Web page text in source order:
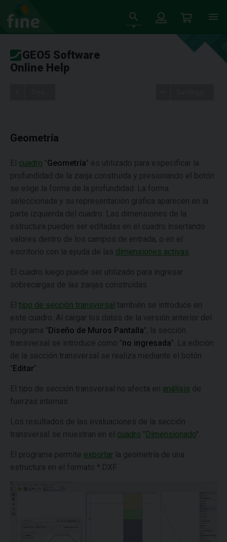
GEO5 Software
Online Help
Geometría
El cuadro "Geometría" es utilizado para especificar la
profundidad de la zanja construida y presionando el botón
se elige la forma de la profundidad. La forma
seleccionada y su representación gráfica aparecen en la
parte izquierda del cuadro. Las dimensiones de la
estructura pueden ser editadas en el cuadro insertando
valores dentro de los campos de entrada, o en el
escritorio con la ayuda de las dimensiones activas
El cuadro luego puede ser utilizado para ingresar
sobrecargas de las zanjas construidas
El tipo de sección transversal también se introduce en
este cuadro. Al cargar los datos de la versión anterior del
programa "Diseño de Muros Pantalla", la sección
transversal se introduce como "no ingresada". La edición
de la sección transversal se realiza mediante el botón
"Editar".
El tipo de sección transversal no afecta en análisis de
fuerzas internas
Los resultados de las evaluaciones de la sección
transversal se muestran en el cuadro "Dimensionado".
El programa permite exportar la geometría de una
estructura en el formato *.DXF.